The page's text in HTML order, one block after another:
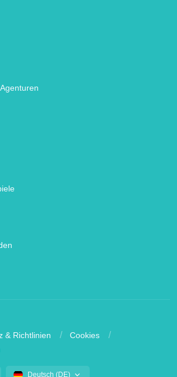
& Richtlinien
Cookies
Deutsch (DE)